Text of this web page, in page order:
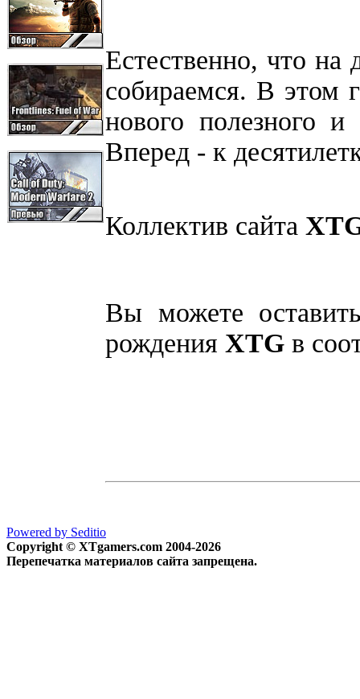
Естественно, что на
собираемся. В этом
нового полезного
Вперед - к
Коллектив cайта
Вы можете
рождения XTG в
Powered by Seditio
Copyright © XTgamers.com 2004-2026
Перепечатка материалов сайта запрещена.